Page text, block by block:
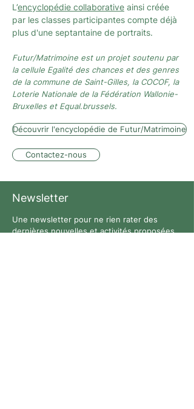
L’encyclopédie collaborative ainsi créée
par les classes participantes compte déjà
plus d'une septantaine de portraits.
Futur/Matrimoine est un projet soutenu par
la cellule Egalité des chances et des genres
de la commune de Saint-Gilles, la COCOF, la
Loterie Nationale de la Fédération Wallonie-
Bruxelles et Equal.brussels.
Découvrir l'encyclopédie de Futur/Matrimoine
Contactez-nous
Newsletter
Une newsletter pour ne rien rater des
dernières nouvelles et activités proposées